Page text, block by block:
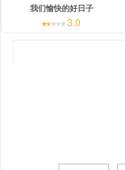
我们愉快的好日子
3.0